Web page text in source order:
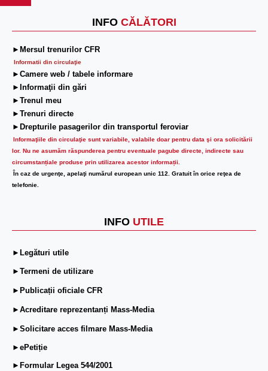
INFO CĂLĂTORI
►Mersul trenurilor CFR
Informatii din circulaţie
►Camere web / tabele informare
►Informaţii din gări
►Trenul meu
►Trenuri directe
►Drepturile pasagerilor din transportul feroviar
Informaţiile din circulaţie sunt variabile, valabile doar pentru data şi ora solicitării
lor. Nu ne asumăm răspunderea pentru eventuale pagube directe, indirecte sau
circumstanțiale produse prin utilizarea acestor informații.
În caz de urgenţe, apelaţi numărul european unic 112. Gratuit în orice reţea de
telefonie.
INFO UTILE
►Legături utile
►Termeni de utilizare
►Publicații oficiale CFR
►Acreditare reprezentanți Mass-Media
►Solicitare acces filmare Mass-Media
►ePetiție
►Formular Legea 544/2001